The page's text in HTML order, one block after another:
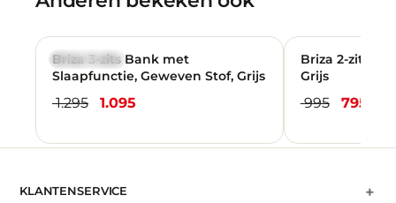
VERKOOP
Briza 3-zits Bank met
Slaapfunctie, Geweven Stof, Grijs
1.295 1.095
VERKOOP
Briza 2-zits
Grijs
995 795
KLANTENSERVICE +